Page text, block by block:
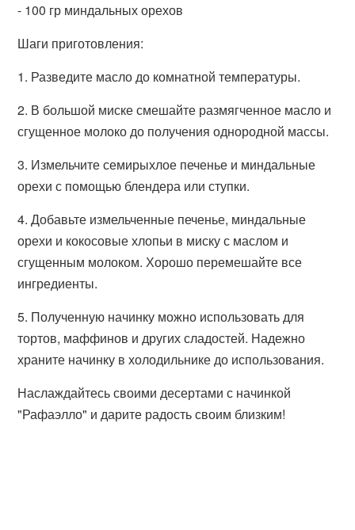
- 100 гр миндальных орехов
Шаги приготовления:
1. Разведите масло до комнатной температуры.
2. В большой миске смешайте размягченное масло и
сгущенное молоко до получения однородной массы.
3. Измельчите семирыхлое печенье и миндальные
орехи с помощью блендера или ступки.
4. Добавьте измельченные печенье, миндальные
орехи и кокосовые хлопьи в миску с маслом и
сгущенным молоком. Хорошо перемешайте все
ингредиенты.
5. Полученную начинку можно использовать для
тортов, маффинов и других сладостей. Надежно
храните начинку в холодильнике до использования.
Наслаждайтесь своими десертами с начинкой
"Рафаэлло" и дарите радость своим близким!